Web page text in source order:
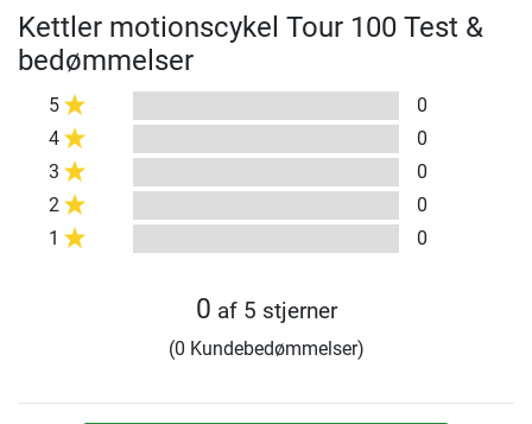
Kettler motionscykel Tour 100 Test &
bedømmelser
5
0
4
0
3
0
2
0
1
0
0 af 5 stjerner
(0 Kundebedømmelser)